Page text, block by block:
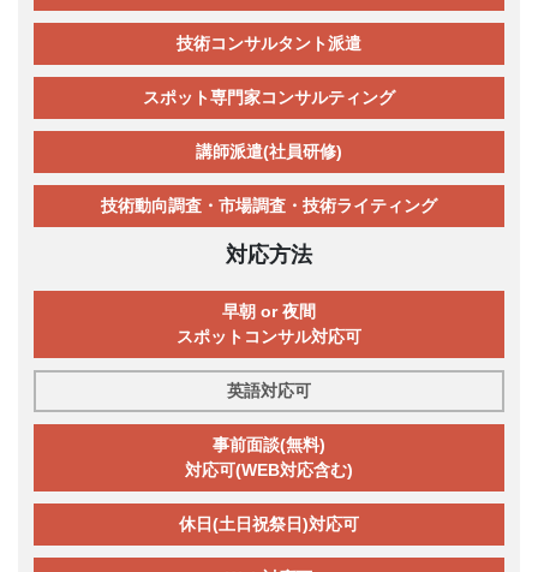
技術コンサルタント派遣
スポット専門家コンサルティング
講師派遣(社員研修)
技術動向調査・市場調査・技術ライティング
対応方法
早朝 or 夜間
スポットコンサル対応可
英語対応可
事前面談(無料)
対応可(WEB対応含む)
休日(土日祝祭日)対応可